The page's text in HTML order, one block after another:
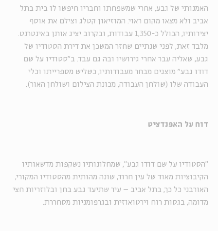
האמנותי של גבע, אחרי שמשפחתו וחבריו חיפשו לו בית בתל
אביב ולא מצאו מקום ראוי. המוזיאון קטלג וצילם את אוסף
יצירותיו, הכולל כ-1,350 עבודות, ובקרוב יציג אותן באינטרנט.
מלבד זאת, לפני שנתיים שחזר המשכן את דירת הסטודיו של
גבע, שאליה עבר אחרי גירושיו ובה גם עבד. ב"סטודיו על שם
דודו גבע" מוצגים מבחר מעבודותיו, כשליש מספרייתו וכלי
העבודה שלו (שולחן העבודה, מכונת הצילום ושולחן האור).
דוח על האפנדציט
"הסטודיו על שם דודו גבע", שמחלונותיו נשקפות מדשאותיו
הקיבוציות מאוד של עין חרוד, שונה מהותית מהסטודיו המקורי,
האורבני כל כך, בתל אביב – עיר שתיעד גבע בחן ובלוזריות חצי
מדומה, בגסות רוח וירטואוזית ובגרפומניות מסחררת.